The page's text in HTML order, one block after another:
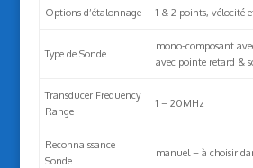
Options d’étalonnage 1 & 2 points, vélocité
Type de Sonde
mono-composant
avec pointe retard &
Transducer Frequency
Range
1 – 20MHz
Reconnaissance
Sonde
manuel – à choisir